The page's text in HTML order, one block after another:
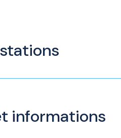
informations